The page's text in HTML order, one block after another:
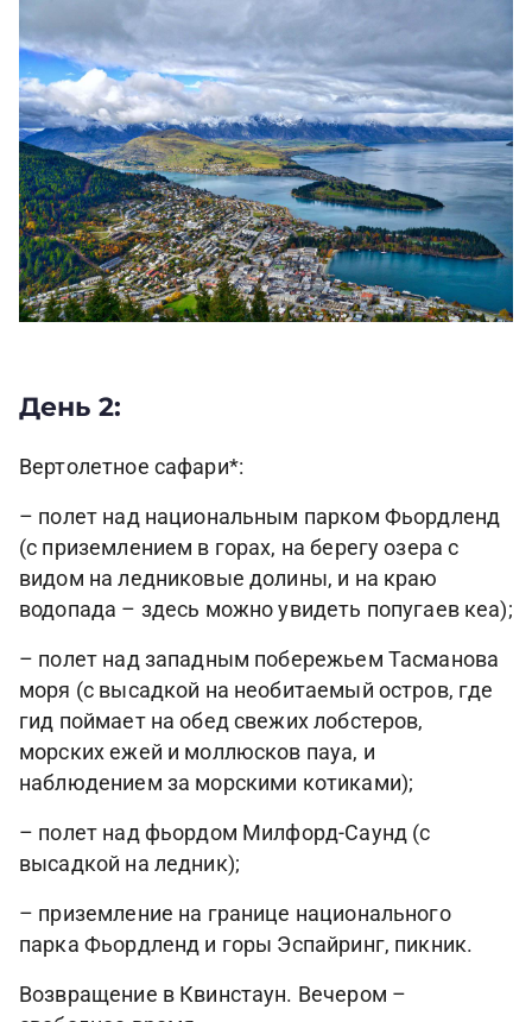
День 2:
Вертолетное сафари*:
– полет над национальным парком Фьордленд
(с приземлением в горах, на берегу озера с
видом на ледниковые долины, и на краю
водопада – здесь можно увидеть попугаев кеа);
– полет над западным побережьем Тасманова
моря (с высадкой на необитаемый остров, где
гид поймает на обед свежих лобстеров,
морских ежей и моллюсков пауа, и
наблюдением за морскими котиками);
– полет над фьордом Милфорд-Саунд (с
высадкой на ледник);
– приземление на границе национального
парка Фьордленд и горы Эспайринг, пикник.
Возвращение в Квинстаун. Вечером –